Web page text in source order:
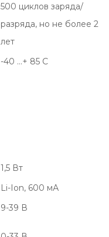
500 циклов заряда/
разряда, но не более 2
лет
-40 …+ 85 С
1,5 Вт
Li-Ion, 600 мА
9-39 В